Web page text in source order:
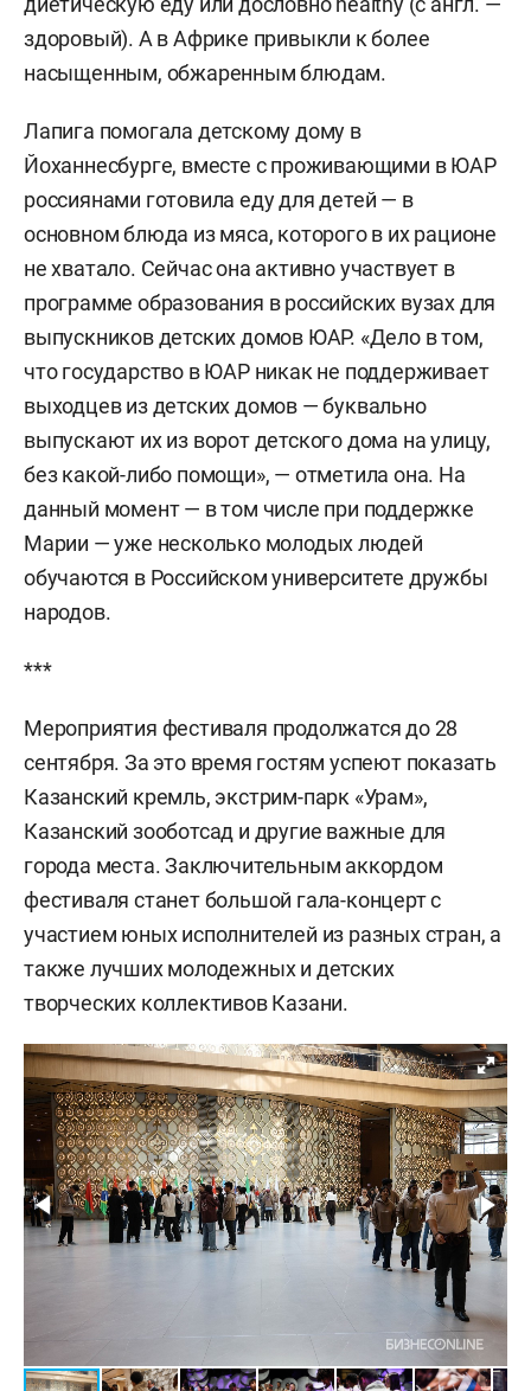
здоровый). А в Африке привыкли к более
насыщенным, обжаренным блюдам.
Лапига помогала детскому дому в
Йоханнесбурге, вместе с проживающими в ЮАР
россиянами готовила еду для детей — в
основном блюда из мяса, которого в их рационе
не хватало. Сейчас она активно участвует в
программе образования в российских вузах для
выпускников детских домов ЮАР. «Дело в том,
что государство в ЮАР никак не поддерживает
выходцев из детских домов — буквально
выпускают их из ворот детского дома на улицу,
без какой-либо помощи», — отметила она. На
данный момент — в том числе при поддержке
Марии — уже несколько молодых людей
обучаются в Российском университете дружбы
народов.
***
Мероприятия фестиваля продолжатся до 28
сентября. За это время гостям успеют показать
Казанский кремль, экстрим-парк «Урам»,
Казанский зооботсад и другие важные для
города места. Заключительным аккордом
фестиваля станет большой гала-концерт с
участием юных исполнителей из разных стран, а
также лучших молодежных и детских
творческих коллективов Казани.